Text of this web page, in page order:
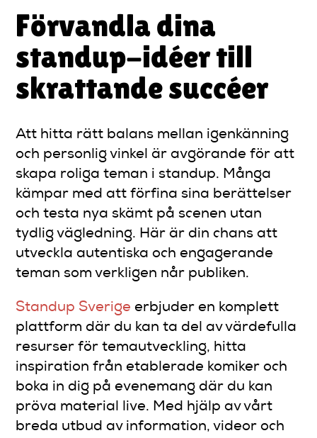
Förvandla dina
standup-idéer till
skrattande succéer
Att hitta rätt balans mellan igenkänning
och personlig vinkel är avgörande för att
skapa roliga teman i standup. Många
kämpar med att förfina sina berättelser
och testa nya skämt på scenen utan
tydlig vägledning. Här är din chans att
utveckla autentiska och engagerande
teman som verkligen når publiken.
Standup Sverige erbjuder en komplett
plattform där du kan ta del av värdefulla
resurser för temautveckling, hitta
inspiration från etablerade komiker och
boka in dig på evenemang där du kan
pröva material live. Med hjälp av vårt
breda utbud av information, videor och